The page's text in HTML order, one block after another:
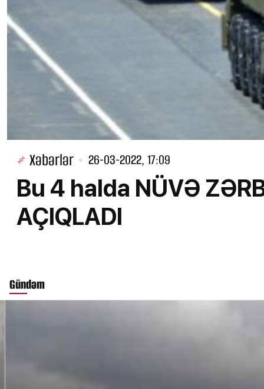
Xəbərlər 26-03-2022, 17:09
Bu 4 halda NÜVƏ
AÇIQLADI
Gündəm